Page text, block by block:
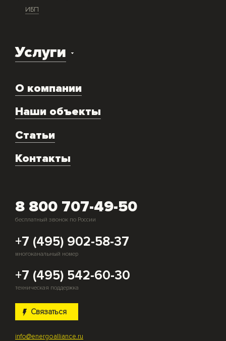
ИБП
Услуги
Экспертиза объекта
Техническое обслуживание
Аренда
Монтаж и подключение оборудования
Скупка генераторов
О компании
Наши объекты
Статьи
Контакты
8 800 707-49-50
бесплатный звонок по России
+7 (495) 902-58-37
многоканальный номер
+7 (495) 542-60-30
техническая поддержка
Связаться
info@energoalliance.ru